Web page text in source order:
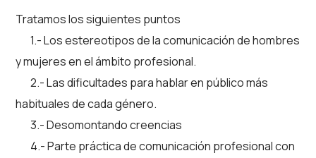
Tratamos los siguientes puntos
1.- Los estereotipos de la comunicación de hombres
y mujeres en el ámbito profesional.
2.- Lasdificultades para hablar en público más
habituales de cada género.
3.- Desomontando creencias
4.- Parte práctica de comunicación profesional con